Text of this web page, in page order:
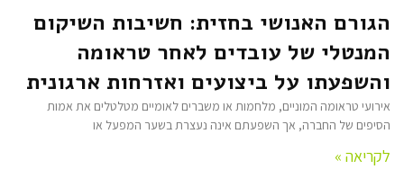
הגורם האנושי בחזית: חשיבות השיקום
המנטלי של עובדים לאחר טראומה
והשפעתו על ביצועים ואזרחות ארגונית
אירועי טראומה המוניים, מלחמות או משברים לאומיים מטלטלים את אמות
הסיפים של החברה, אך השפעתם אינה נעצרת בשער המפעל או
לקריאה »